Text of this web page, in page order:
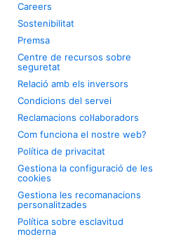
Careers
Sostenibilitat
Premsa
Centre de recursos sobre
seguretat
Relació amb els inversors
Condicions del servei
Reclamacions col·laboradors
Com funciona el nostre web?
Política de privacitat
Gestiona la configuració de les
cookies
Gestiona les recomanacions
personalitzades
Política sobre esclavitud
moderna